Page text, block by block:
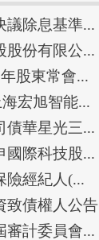
議除息基準...
股份有限公...
股東常會...
宏旭智能...
債華星光三...
國際科技股...
險經紀人(...
致債權人公告
審計委員會...